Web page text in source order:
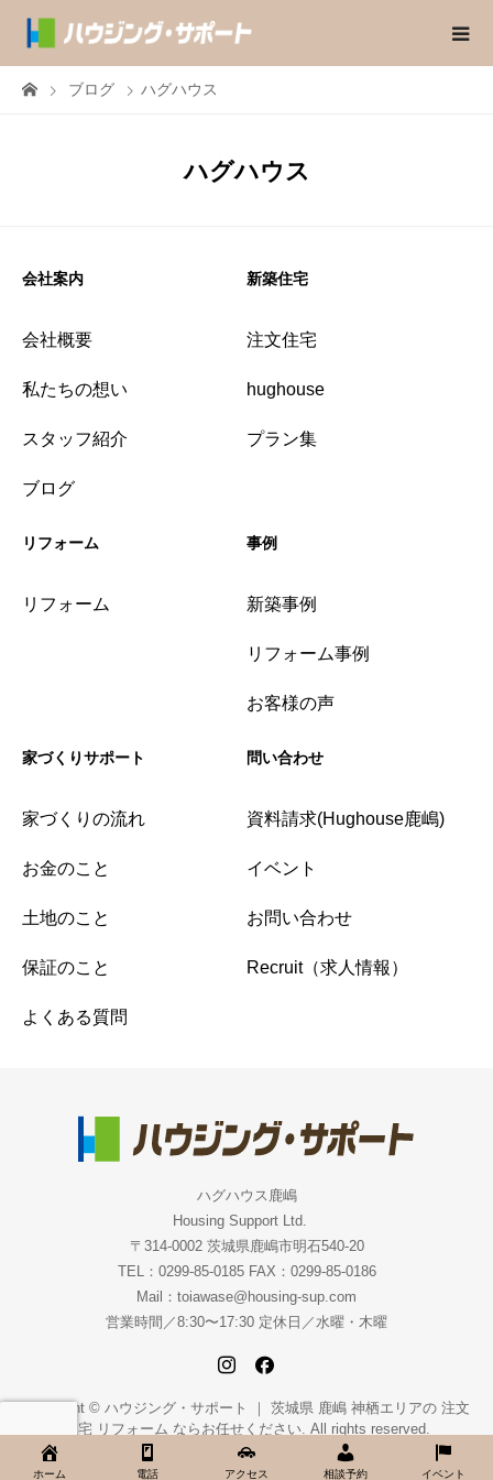
ブログ ハグハウス
ハグハウス
会社案内
会社概要
私たちの想い
スタッフ紹介
ブログ
新築住宅
注文住宅
hughouse
プラン集
リフォーム
リフォーム
事例
新築事例
リフォーム事例
お客様の声
家づくりサポート
家づくりの流れ
お金のこと
土地のこと
保証のこと
よくある質問
問い合わせ
資料請求(Hughouse鹿嶋)
イベント
お問い合わせ
Recruit（求人情報）
ハグハウス鹿嶋
Housing Support Ltd.
〒314-0002 茨城県鹿嶋市明石540-20
TEL：0299-85-0185 FAX：0299-85-0186
Mail：toiawase@housing-sup.com
営業時間／8:30〜17:30 定休日／水曜・木曜
Copyright © ハウジング・サポート ｜ 茨城県 鹿嶋 神栖エリアの 注文
住宅 リフォーム ならお任せください. All rights reserved.
ホーム 電話 アクセス 相談予約 イベント